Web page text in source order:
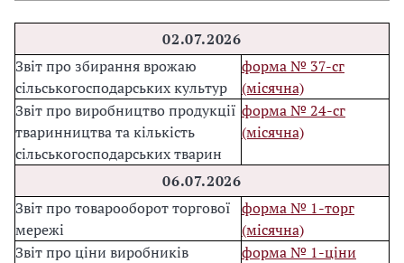
02.07.2026
Звіт про збирання врожаю
сільськогосподарських культур
форма № 37-сг
(місячна)
Звіт про виробництво продукції
тваринництва та кількість
сільськогосподарських тварин
форма № 24-сг
(місячна)
06.07.2026
Звіт про товарооборот торгової
мережі
форма № 1-торг
(місячна)
Звіт про ціни виробників
форма № 1-ціни